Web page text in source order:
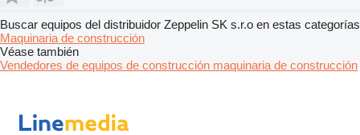
Buscar equipos del distribuidor Zeppelin SK s.r.o en estas categorías
Maquinaria de construcción
Véase también
Vendedores de equipos de construcción maquinaria de construcción